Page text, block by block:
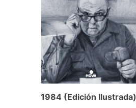
1984 (Edición Ilustrada)